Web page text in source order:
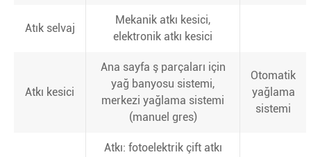
Atık selvaj
Mekanik atkı kesici,
elektronik atkı kesici
Atkı kesici
Ana sayfa ş parçaları için
yağ banyosu sistemi,
merkezi yağlama sistemi
(manuel gres)
Otomatik
yağlama
sistemi
Atkı: fotoelektrik çift atkı